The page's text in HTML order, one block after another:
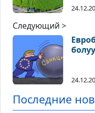
Следующий >
Последние